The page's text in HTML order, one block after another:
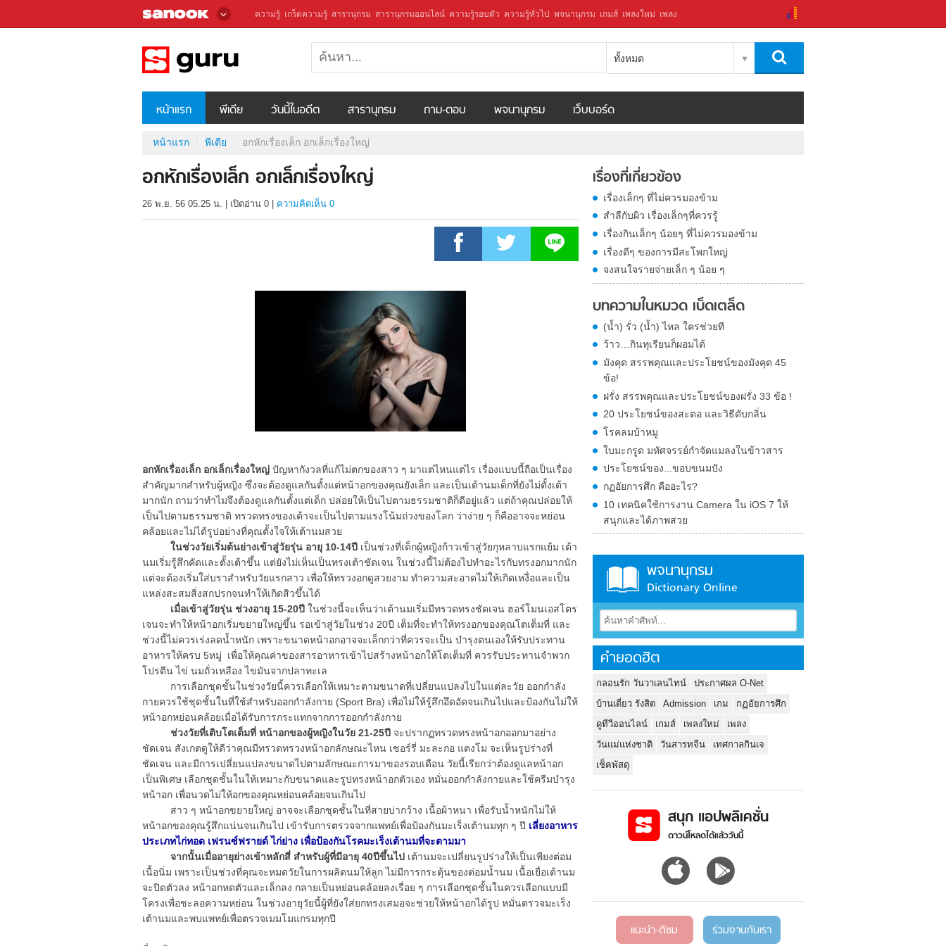
ความรู้ เกร็ดความรู้ สารานุกรม สารานุกรมออนไลน์ ความรู้รอบตัว ความรู้ทั่วไป พจนานุกรม เกมส์ เพลงใหม่ เพลง
ทั้งหมด
หน้าแรก พีเดีย วันนี้ในอดีต สารานุกรม ถาม-ตอบ พจนานุกรม เว็บบอร์ด
หน้าแรก พีเดีย อกหักเรื่องเล็ก อกเล็กเรื่องใหญ่
อกหักเรื่องเล็ก อกเล็กเรื่องใหญ่
26 พ.ย. 56 05.25 น. เปิดอ่าน 0 ความคิดเห็น 0
อกหักเรื่องเล็ก อกเล็กเรื่องใหญ่ ปัญหากังวลที่แก้ไม่ตกของสาว ๆ มาแต่ไหนแต่ไร เรื่องแบบนี้ถือเป็นเรื่อง
สำคัญมากสำหรับผู้หญิง ซึ่งจะต้องดูแลกันตั้งแต่หน้าอกของคุณยังเล็ก และเป็นเต้านมเด็กที่ยังไม่ตั้งเต้า
มากนัก ถามว่าทำไมจึงต้องดูแลกันตั้งแต่เด็ก ปล่อยให้เป็นไปตามธรรมชาติก็ดีอยู่แล้ว แต่ถ้าคุณปล่อยให้
เป็นไปตามธรรมชาติ ทรวดทรงของเต้าจะเป็นไปตามแรงโน้มถ่วงของโลก ว่าง่าย ๆ ก็คืออาจจะหย่อน
คล้อยและไม่ได้รูปอย่างที่คุณตั้งใจให้เต้านมสวย
ในช่วงวัยเริ่มต้นย่างเข้าสู่วัยรุ่น อายุ 10-14ปี เป็นช่วงที่เด็กผู้หญิงก้าวเข้าสู่วัยกุหลาบแรกแย้ม เต้า
นมเริ่มรู้สึกคัดและตั้งเต้าขึ้น แต่ยังไม่เห็นเป็นทรงเต้าชัดเจน ในช่วงนี้ไม่ต้องไปทำอะไรกับทรงอกมากนัก
แต่จะต้องเริ่มใส่บราสำหรับวัยแรกสาว เพื่อให้ทรวงอกดูสวยงาม ทำความสะอาดไม่ให้เกิดเหงื่อและเป็น
แหล่งสะสมสิ่งสกปรกจนทำให้เกิดสิวขึ้นได้
เมื่อเข้าสู่วัยรุ่น ช่วงอายุ 15-20ปี ในช่วงนี้จะเห็นว่าเต้านมเริ่มมีทรวดทรงชัดเจน ฮอร์โมนเอสโตร
เจนจะทำให้หน้าอกเริ่มขยายใหญ่ขึ้น รอเข้าสู่วัยในช่วง 20ปี เต็มที่จะทำให้ทรงอกของคุณโตเต็มที่ และ
ช่วงนี้ไม่ควรเร่งลดน้ำหนัก เพราะขนาดหน้าอกอาจจะเล็กกว่าที่ควรจะเป็น บำรุงตนเองให้รับประทาน
อาหารให้ครบ 5หมู่ เพื่อให้คุณค่าของสารอาหารเข้าไปสร้างหน้าอกให้โตเต็มที่ ควรรับประทานจำพวก
โปรตีน ไข่ นมถั่วเหลือง ไขมันจากปลาทะเล
การเลือกชุดชั้นในช่วงวัยนี้ควรเลือกให้เหมาะตามขนาดที่เปลี่ยนแปลงไปในแต่ละวัย ออกกำลัง
กายควรใช้ชุดชั้นในที่ใช้สำหรับออกกำลังกาย (Sport Bra) เพื่อไม่ให้รู้สึกอึดอัดจนเกินไปและป้องกันไม่ให้
หน้าอกหย่อนคล้อยเมื่อได้รับการกระแทกจากการออกกำลังกาย
ช่วงวัยที่เติบโตเต็มที่ หน้าอกของผู้หญิงในวัย 21-25ปี จะปรากฏทรวดทรงหน้าอกออกมาอย่าง
ชัดเจน สังเกตดูให้ดีว่าคุณมีทรวดทรวงหน้าอกลักษณะไหน เชอร์รี่ มะละกอ แตงโม จะเห็นรูปร่างที่
ชัดเจน และมีการเปลี่ยนแปลงขนาดไปตามลักษณะการมาของรอบเดือน วัยนี้เรียกว่าต้องดูแลหน้าอก
เป็นพิเศษ เลือกชุดชั้นในให้เหมาะกับขนาดและรูปทรงหน้าอกตัวเอง หมั่นออกกำลังกายและใช้ครีมบำรุง
หน้าอก เพื่อนวดไม่ให้อกของคุณหย่อนคล้อยจนเกินไป
สาว ๆ หน้าอกขยายใหญ่ อาจจะเลือกชุดชั้นในที่สายบ่ากว้าง เนื้อผ้าหนา เพื่อรับน้ำหนักไม่ให้
หน้าอกของคุณรู้สึกแน่นจนเกินไป เข้ารับการตรวจจากแพทย์เพื่อป้องกันมะเร็งเต้านมทุก ๆ ปี เลี่ยงอาหาร
ประเภทไก่ทอด เฟรนซ์ฟรายด์ ไก่ย่าง เพื่อป้องกันโรคมะเร็งเต้านมที่จะตามมา
จากนั้นเมื่ออายุย่างเข้าหลักสี่ สำหรับผู้ที่มีอายุ 40ปีขึ้นไป เต้านมจะเปลี่ยนรูปร่างให้เป็นเพียงต่อม
เนื้อนิ่ม เพราะเป็นช่วงที่คุณจะหมดวัยในการผลิตนมให้ลูก ไม่มีการกระตุ้นของต่อมน้ำนม เนื้อเยื่อเต้านม
จะปิดตัวลง หน้าอกหดตัวและเล็กลง กลายเป็นหย่อนคล้อยลงเรื่อย ๆ การเลือกชุดชั้นในควรเลือกแบบมี
โครงเพื่อชะลอความหย่อน ในช่วงอายุวัยนี้ผู้ที่ยังใส่ยกทรงเสมอจะช่วยให้หน้าอกได้รูป หมั่นตรวจมะเร็ง
เต้านมและพบแพทย์เพื่อตรวจเมมโมแกรมทุกปี
เรื่องที่เกี่ยวข้อง
เรื่องเล็กๆ ที่ไม่ควรมองข้าม
สำลีกับผิว เรื่องเล็กๆที่ควรรู้
เรื่องกินเล็กๆ น้อยๆ ที่ไม่ควรมองข้าม
เรื่องดีๆ ของการมีสะโพกใหญ่
จงสนใจรายจ่ายเล็ก ๆ น้อย ๆ
บทความในหมวด เบ็ดเตล็ด
(น้ำ) รั่ว (น้ำ) ไหล ใครช่วยที
ว้าว…กินทุเรียนก็ผอมได้
มังคุด สรรพคุณและประโยชน์ของมังคุด 45
ข้อ!
ฝรั่ง สรรพคุณและประโยชน์ของฝรั่ง 33 ข้อ !
20 ประโยชน์ของสะตอ และวิธีดับกลิ่น
โรคลมบ้าหมู
ใบมะกรูด มหัศจรรย์กำจัดแมลงในข้าวสาร
ประโยชน์ของ...ขอบขนมปัง
กฏอัยการศึก คืออะไร?
10 เทคนิคใช้การงาน Camera ใน iOS 7 ให้
สนุกและได้ภาพสวย
พจนานุกรม
Dictionary Online
คำยอดฮิต
กลอนรัก วันวาเลนไทน์
ประกาศผล O-Net
บ้านเดี่ยว รังสิต
Admission เกม
กฏอัยการศึก
ดูทีวีออนไลน์
เกมส์ เพลงใหม่
เพลง
วันแม่แห่งชาติ
วันสารทจีน
เทศกาลกินเจ
เช็คพัสดุ
สนุก แอปพลิเคชั่น
ดาวน์โหลดได้แล้ววันนี้
แนะนำ-ติชม ร่วมงานกับเรา